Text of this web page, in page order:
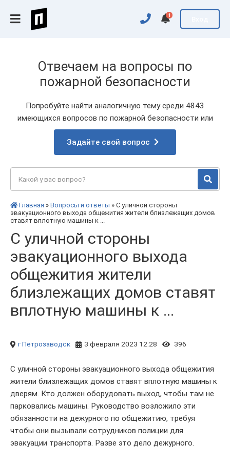
1
Отвечаем на вопросы по
пожарной безопасности
Попробуйте найти аналогичную тему среди 4843
имеющихся вопросов по пожарной безопасности или
Задайте свой вопрос
Главная » Вопросы и ответы » С уличной стороны
эвакуационного выхода общежития жители близлежащих домов
ставят вплотную машины к ...
С уличной стороны
эвакуационного выхода
общежития жители
близлежащих домов ставят
вплотную машины к ...
г Петрозаводск 3 февраля 2023 12:28 396
С уличной стороны эвакуационного выхода общежития
жители близлежащих домов ставят вплотную машины к
дверям. Кто должен оборудовать выход, чтобы там не
парковались машины. Руководство возложило эти
обязанности на дежурного по общежитию, требуя
чтобы они вызывали сотрудников полиции для
эвакуации транспорта. Разве это дело дежурного.